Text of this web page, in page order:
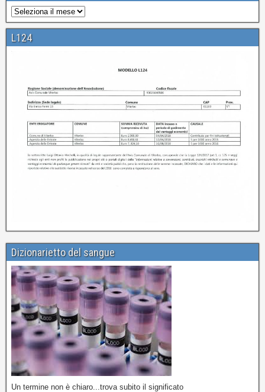
L124
Dizionarietto del sangue
Un termine non è chiaro...trova subito il significato